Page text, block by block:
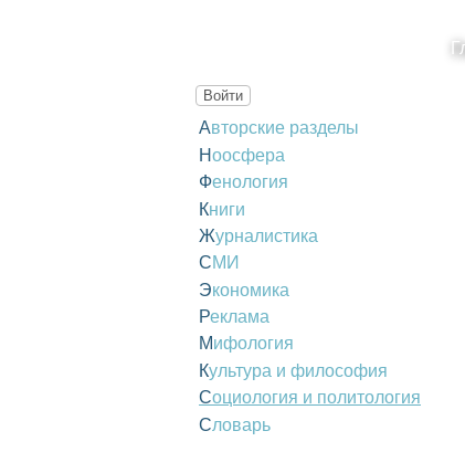
Войти
Авторские разделы
Ноосфера
Фенология
Книги
Журналистика
СМИ
Экономика
Реклама
Мифология
Культура и философия
Социология и политология
Словарь